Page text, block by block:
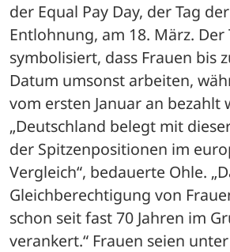
der Equal Pay Day, der Tag
Entlohnung, am 18. März. Der
symbolisiert, dass Frauen bis
Datum umsonst arbeiten,
vom ersten Januar an bezahlt
„Deutschland belegt mit
der Spitzenpositionen im
Vergleich“, bedauerte Ohle.
Gleichberechtigung von
schon seit fast 70 Jahren im
verankert.“ Frauen seien